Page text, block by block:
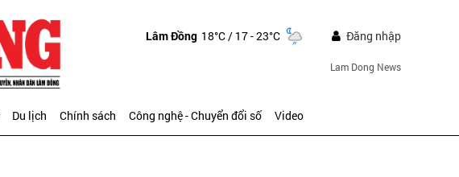
Lâm Đồng 18°C/ 17 - 23°C Đăng nhập
Lam Dong News
Du lịch Chính sách Công nghệ - Chuyển đổi số Video